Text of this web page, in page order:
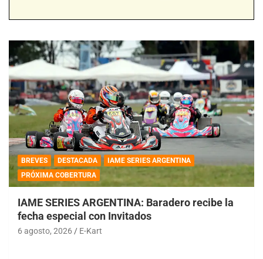
BREVES DESTACADA
IAME SERIES ARGENTINA
PRÓXIMA COBERTURA
IAME SERIES ARGENTINA: Baradero recibe la
fecha especial con Invitados
6 agosto, 2026 E-Kart